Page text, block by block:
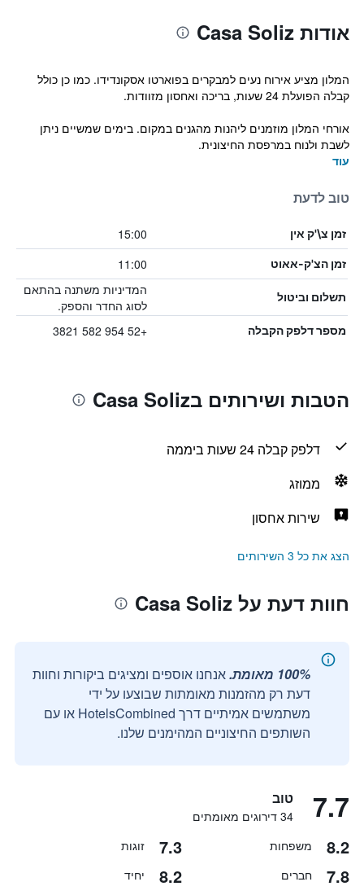
אודות Casa Soliz
המלון מציע אירוח נעים למבקרים בפוארטו אסקונדידו. כמו כן כולל
קבלה הפועלת 24 שעות, בריכה ואחסון מזוודות.
אורחי המלון מוזמנים ליהנות מהגנים במקום. בימים שמשיים ניתן
לשבת ולנוח במרפסת החיצונית.
עוד
טוב לדעת
זמן צ\'ק אין 15:00
זמן הצ'ק-אאוט 11:00
תשלום וביטול
המדיניות משתנה בהתאם
לסוג החדר והספק.
מספר דלפק הקבלה +52 954 582 3821
הטבות ושירותים בCasa Soliz
דלפק קבלה 24 שעות ביממה
ממוזג
שירות אחסון
הצג את כל 3 השירותים
חוות דעת על Casa Soliz
100% מאומת.
אנחנו אוספים ומציגים ביקורות וחוות
דעת רק מהזמנות מאומתות שבוצעו על ידי
משתמשים אמיתיים דרך HotelsCombined או עם
השותפים החיצוניים המהימנים שלנו.
7.7 טוב
34 דירוגים מאומתים
8.2 משפחות 7.3 זוגות
7.8 חברים 8.2 יחיד